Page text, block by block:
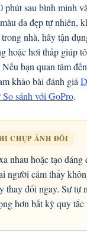
phút sau bình minh
da đẹp tự nhiên,
nhà, hãy tận
hoặc hơi thấp giúp
bạn quan tâm
khảo bài đánh giá
sánh với GoPro.
CHỤP ẢNH ĐÔI
nhau hoặc tạo dáng
người cảm thấy
thay đổi ngay. Sự tự
hơn bất kỳ quy tắc